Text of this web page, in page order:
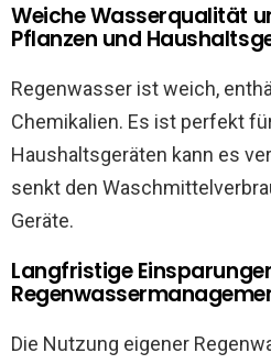
Weiche Wasserqualität
Pflanzen und
Regenwasser ist weich,
Chemikalien. Es ist perfekt
Haushaltsgeräten kann es
senkt den
Geräte.
Langfristige
Die Nutzung eigener